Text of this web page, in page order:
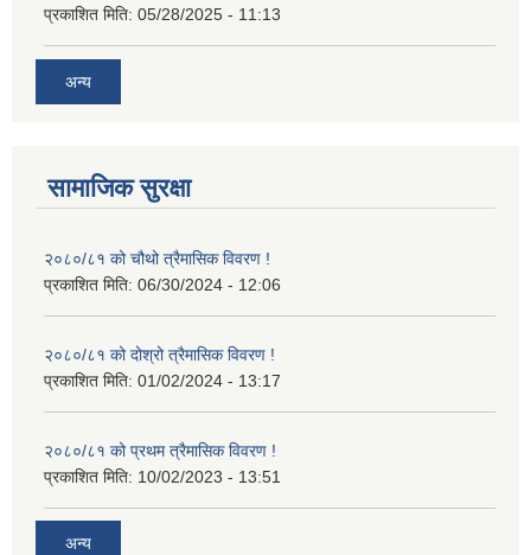
प्रकाशित मिति: 05/28/2025 - 11:13
अन्य
सामाजिक सुरक्षा
२०८०/८१ को चौथो त्रैमासिक विवरण !
प्रकाशित मिति: 06/30/2024 - 12:06
२०८०/८१ को दोश्रो त्रैमासिक विवरण !
प्रकाशित मिति: 01/02/2024 - 13:17
२०८०/८१ को प्रथम त्रैमासिक विवरण !
प्रकाशित मिति: 10/02/2023 - 13:51
अन्य